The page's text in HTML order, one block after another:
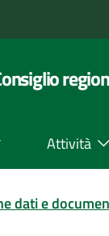
Attività
dati e